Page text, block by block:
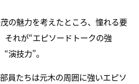
の魅力を考えたところ、憧れる要
それが“エピソードトークの強
演技力”。
員たちは元木の周囲に強いエピソ